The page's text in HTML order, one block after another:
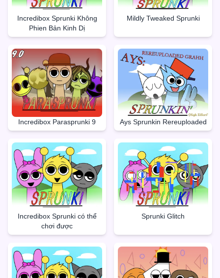
Incredibox Sprunki Không
Phien Bản Kinh Dị
Mildly Tweaked Sprunki
Incredibox Parasprunki 9 Ays Sprunkin Rereuploaded
Incredibox Sprunki có thể
chơi được
Sprunki Glitch